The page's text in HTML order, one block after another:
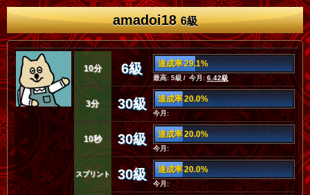
amadoi186級
10分 6級 達成率 29.1%
最高: 5級 / 今月:6.42級
3分 30級 達成率 20.0%
今月:
10秒 30級 達成率 20.0%
今月:
スプリント 30級 達成率 20.0%
今月: